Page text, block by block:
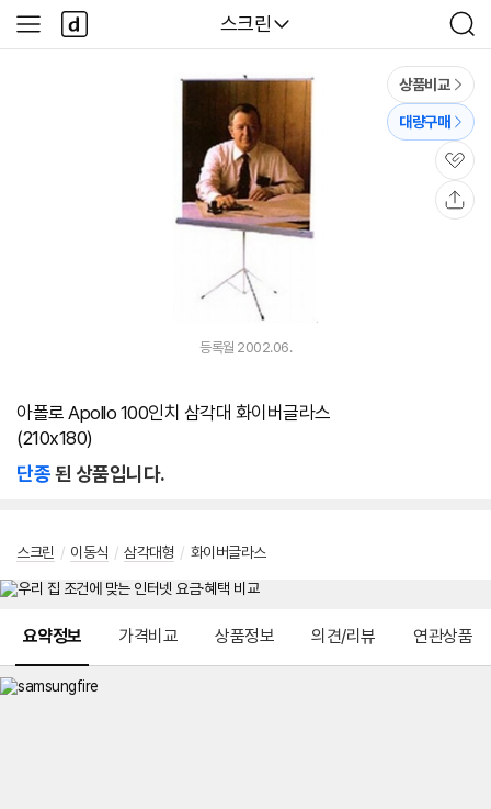
다나와
스크린
검
색
사
이
다
나
와
상품비교
대량구매
관
심
등록월 2002.06.
아폴로 Apollo 100인치 삼각대 화이버글라스
(210x180)
단종된 상품입니다.
스크린 / 이동식 / 삼각대형 / 화이버글라스
요약정보 가격비교 상품정보 의견/리뷰 연관상품